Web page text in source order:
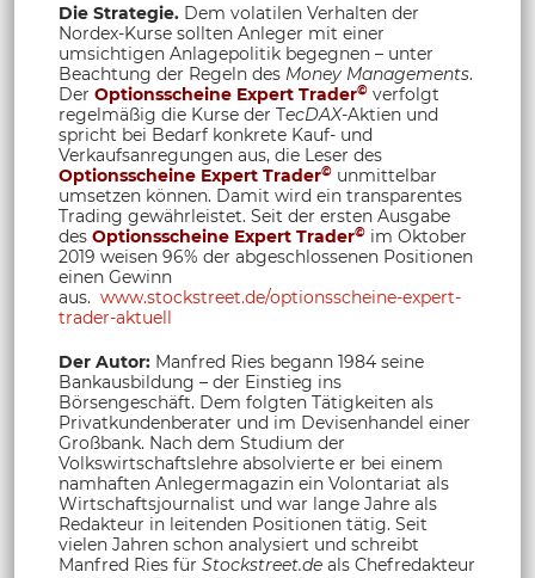
Die Strategie. Dem volatilen Verhalten der
Nordex-Kurse sollten Anleger mit einer
umsichtigen Anlagepolitik begegnen – unter
Beachtung der Regeln des Money Managements.
Der Optionsscheine Expert Trader© verfolgt
regelmäßig die Kurse der TecDAX-Aktien und
spricht bei Bedarf konkrete Kauf- und
Verkaufsanregungen aus, die Leser des
Optionsscheine Expert Trader© unmittelbar
umsetzen können. Damit wird ein transparentes
Trading gewährleistet. Seit der ersten Ausgabe
des Optionsscheine Expert Trader© im Oktober
2019 weisen 96% der abgeschlossenen Positionen
einen Gewinn
aus. www.stockstreet.de/optionsscheine-expert-
trader-aktuell
Der Autor: Manfred Ries begann 1984 seine
Bankausbildung – der Einstieg ins
Börsengeschäft. Dem folgten Tätigkeiten als
Privatkundenberater und im Devisenhandel einer
Großbank. Nach dem Studium der
Volkswirtschaftslehre absolvierte er bei einem
namhaften Anlegermagazin ein Volontariat als
Wirtschaftsjournalist und war lange Jahre als
Redakteur in leitenden Positionen tätig. Seit
vielen Jahren schon analysiert und schreibt
Manfred Ries für Stockstreet.de als Chefredakteur